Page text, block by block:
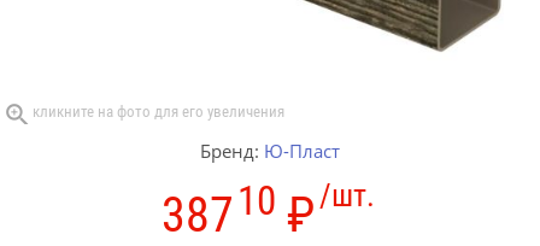
Бренд: Ю-Пласт
/шт.
38710 ₽